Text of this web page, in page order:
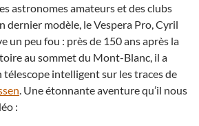
astronomes amateurs et des clubs
dernier modèle, le Vespera Pro, Cyril
un peu fou : près de 150 ans après la
au sommet du Mont-Blanc, il a
télescope intelligent sur les traces de
. Une étonnante aventure qu’il nous
: